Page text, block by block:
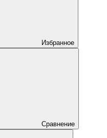
Избранное
Сравнение